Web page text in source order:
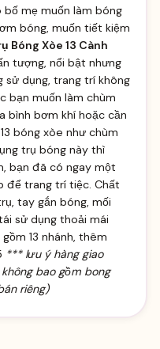
mẹ muốn làm bóng
bóng, muốn tiết kiệm
Bóng Xòe 13 Cành
tượng, nổi bật nhưng
sử dụng, trang trí không
bạn muốn làm chùm
bình bơm khí hoặc cần
bóng xòe như chùm
trụ bóng này thì
bạn đã có ngay một
để trang trí tiệc. Chất
tay gắn bóng, mối
sử dụng thoải mái
13 nhánh, thêm
*** lưu ý hàng giao
bao gồm bong
riêng)